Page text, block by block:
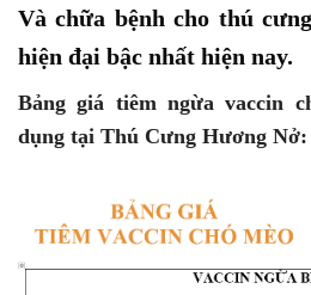
Và chữa bệnh cho thú
hiện đại bậc nhất hiện nay.
Bảng giá tiêm ngừa vaccin
dụng tại Thú Cưng Hương Nở: